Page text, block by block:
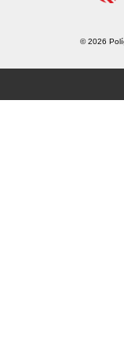
© 2026